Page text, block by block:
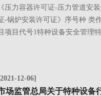
《压力容器许可证-压力管道安
-锅炉安装许可证》序号种 类
项目代号1特种设备安全管理
12-06]